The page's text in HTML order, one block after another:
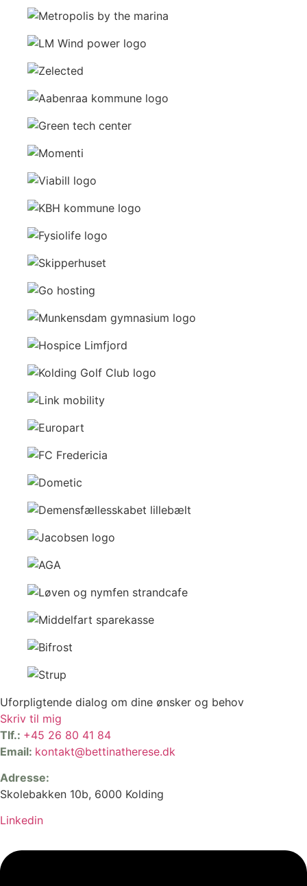
Uforpligtende dialog om dine ønsker og behov
Skriv til mig
Tlf.: +45 26 80 41 84
Email: kontakt@bettinatherese.dk
Adresse:
Skolebakken 10b, 6000 Kolding
Linkedin